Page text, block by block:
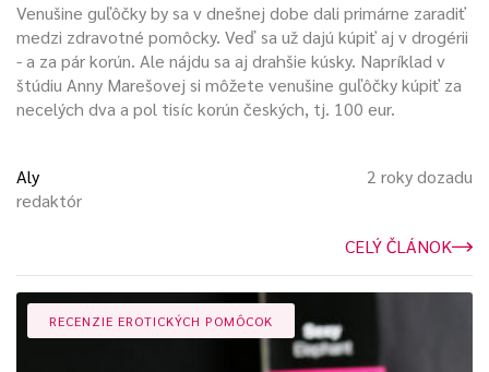
Venušine guľôčky by sa v dnešnej dobe dali primárne zaradiť
medzi zdravotné pomôcky. Veď sa už dajú kúpiť aj v drogérii
- a za pár korún. Ale nájdu sa aj drahšie kúsky. Napríklad v
štúdiu Anny Marešovej si môžete venušine guľôčky kúpiť za
necelých dva a pol tisíc korún českých, tj. 100 eur.
Aly
redaktór
2 roky dozadu
CELÝ ČLÁNOK
RECENZIE EROTICKÝCH POMÔCOK